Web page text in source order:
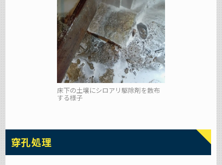
床下の土壌にシロアリ駆除剤を散布
する様子
穿孔処理